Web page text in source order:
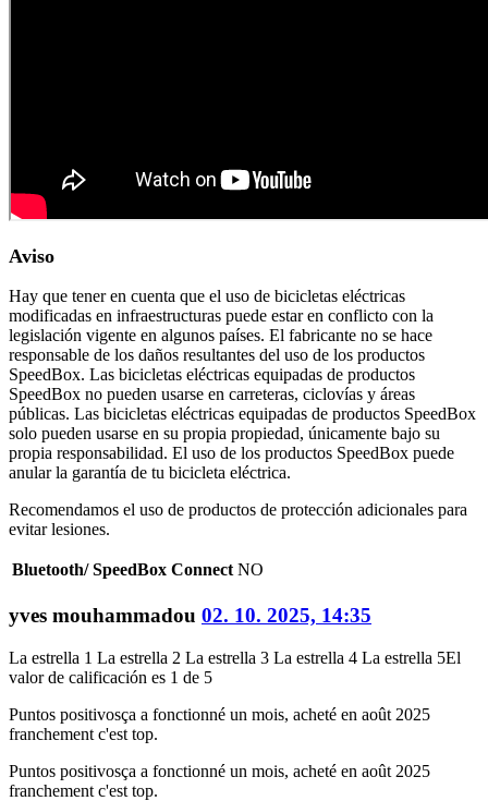
Aviso
Hay que tener en cuenta que el uso de bicicletas eléctricas
modificadas en infraestructuras puede estar en conflicto con la
legislación vigente en algunos países. El fabricante no se hace
responsable de los daños resultantes del uso de los productos
SpeedBox. Las bicicletas eléctricas equipadas de productos
SpeedBox no pueden usarse en carreteras, ciclovías y áreas
públicas. Las bicicletas eléctricas equipadas de productos SpeedBox
solo pueden usarse en su propia propiedad, únicamente bajo su
propia responsabilidad. El uso de los productos SpeedBox puede
anular la garantía de tu bicicleta eléctrica.
Recomendamos el uso de productos de protección adicionales para
evitar lesiones.
Bluetooth/ SpeedBox Connect NO
yves mouhammadou 02. 10. 2025, 14:35
La estrella 1 La estrella 2 La estrella 3 La estrella 4 La estrella 5El
valor de calificación es 1 de 5
Puntos positivosça a fonctionné un mois, acheté en août 2025
franchement c'est top.
Puntos positivosça a fonctionné un mois, acheté en août 2025
franchement c'est top.